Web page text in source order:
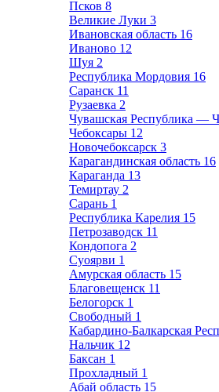
Псков 8
Великие Луки 3
Ивановская область 16
Иваново 12
Шуя 2
Республика Мордовия 16
Саранск 11
Рузаевка 2
Чувашская Республика —
Чебоксары 12
Новочебоксарск 3
Карагандинская область 16
Караганда 13
Темиртау 2
Сарань 1
Республика Карелия 15
Петрозаводск 11
Кондопога 2
Суоярви 1
Амурская область 15
Благовещенск 11
Белогорск 1
Свободный 1
Кабардино-Балкарская
Нальчик 12
Баксан 1
Прохладный 1
Абай область 15